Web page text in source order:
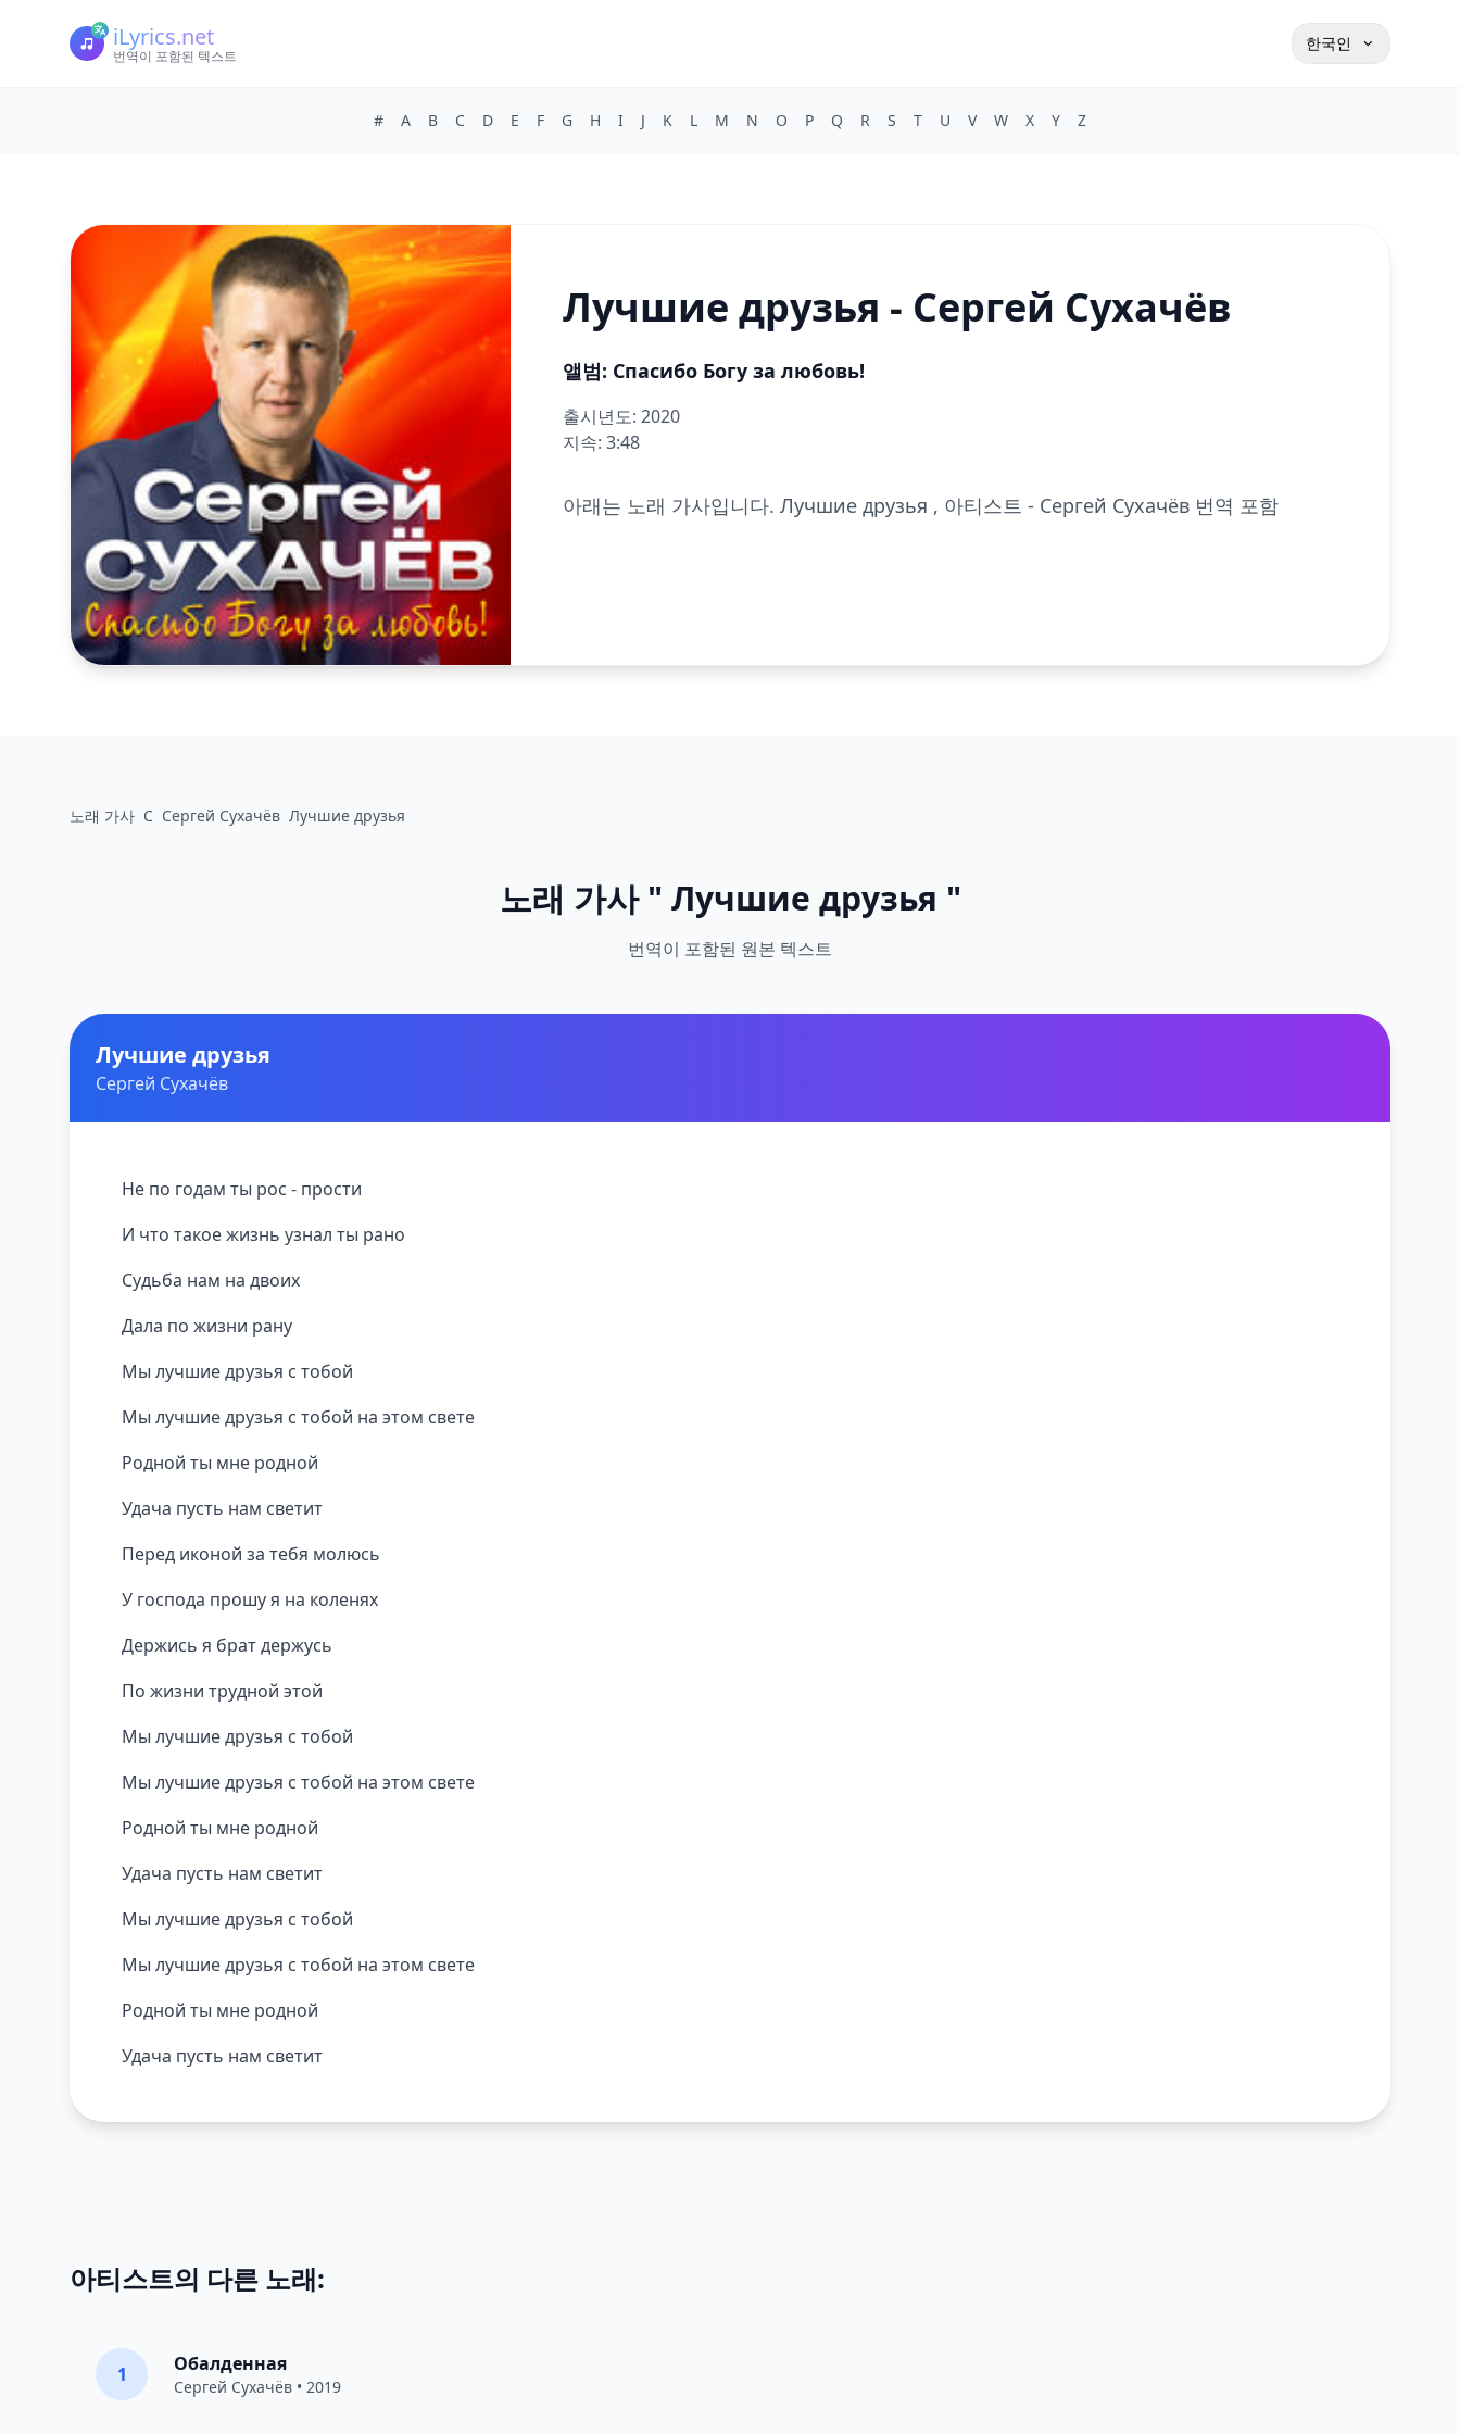
iLyrics.net
번역이 포함된 텍스트
한국인
# A B C D E F G H I J K L M N O P Q R S T U V W X Y Z
Лучшие друзья - Сергей Сухачёв
앨범: Спасибо Богу за любовь!
출시년도: 2020
지속: 3:48
아래는 노래 가사입니다. Лучшие друзья , 아티스트 - Сергей Сухачёв 번역 포함
노래 가사 С Сергей Сухачёв Лучшие друзья
노래 가사 " Лучшие друзья "
번역이 포함된 원본 텍스트
Лучшие друзья
Сергей Сухачёв
Не по годам ты рос - прости
И что такое жизнь узнал ты рано
Судьба нам на двоих
Дала по жизни рану
Мы лучшие друзья с тобой
Мы лучшие друзья с тобой на этом свете
Родной ты мне родной
Удача пусть нам светит
Перед иконой за тебя молюсь
У господа прошу я на коленях
Держись я брат держусь
По жизни трудной этой
Мы лучшие друзья с тобой
Мы лучшие друзья с тобой на этом свете
Родной ты мне родной
Удача пусть нам светит
Мы лучшие друзья с тобой
Мы лучшие друзья с тобой на этом свете
Родной ты мне родной
Удача пусть нам светит
아티스트의 다른 노래:
1 Обалденная
Сергей Сухачёв • 2019